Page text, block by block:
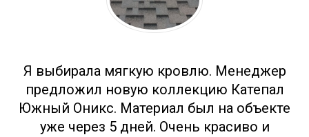
Я выбирала мягкую кровлю. Менеджер
предложил новую коллекцию Катепал
Южный Оникс. Материал был на объекте
уже через 5 дней. Очень красиво и